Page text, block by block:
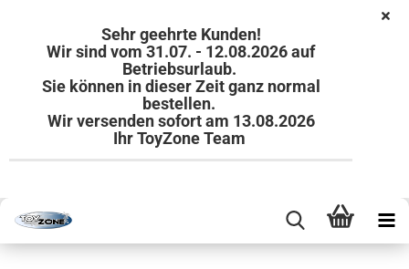
Sehr geehrte Kunden!
Wir sind vom 31.07. - 12.08.2026 auf
Betriebsurlaub.
Sie können in dieser Zeit ganz normal
bestellen.
Wir versenden sofort am 13.08.2026
Ihr ToyZone Team